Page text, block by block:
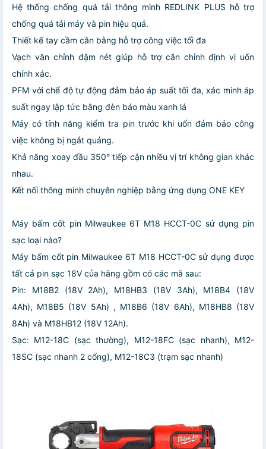
Hệ thống chống quá tải thông minh REDLINK PLUS hỗ trợ
chống quá tải máy và pin hiệu quả.
Thiết kế tay cầm cân bằng hỗ trợ công việc tối đa
Vạch văn chỉnh đậm nét giúp hỗ trợ căn chỉnh định vị uốn
chính xác.
PFM với chế độ tự động đảm bảo áp suất tối đa, xác minh áp
suất ngay lập tức bằng đèn báo màu xanh lá
Máy có tính năng kiểm tra pin trước khi uốn đảm bảo công
việc không bị ngắt quảng.
Khả năng xoay đầu 350° tiếp cận nhiều vị trí không gian khác
nhau.
Kết nối thông minh chuyên nghiệp bằng ứng dụng ONE KEY
Máy bấm cốt pin Milwaukee 6T M18 HCCT-0C sử dụng pin
sạc loại nào?
Máy bấm cốt pin Milwaukee 6T M18 HCCT-0C sử dụng được
tất cả pin sạc 18V của hãng gồm có các mã sau:
Pin: M18B2 (18V 2Ah), M18HB3 (18V 3Ah), M18B4 (18V
4Ah), M18B5 (18V 5Ah) , M18B6 (18V 6Ah), M18HB8 (18V
8Ah) và M18HB12 (18V 12Ah).
Sạc: M12-18C (sạc thường), M12-18FC (sạc nhanh), M12-
18SC (sạc nhanh 2 cổng), M12-18C3 (trạm sạc nhanh)